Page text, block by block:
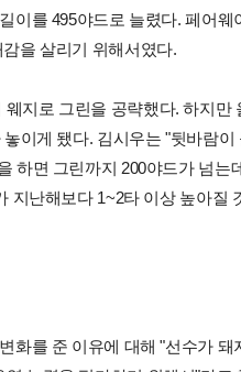
이를 495야드로 늘렸다. 페어
을 살리기 위해서였다.
지로 그린을 공략했다. 하지만
이게 됐다. 김시우는 "뒷바람
하면 그린까지 200야드가 넘는
난해보다 1~2타 이상 높아질
화를 준 이유에 대해 "선수가